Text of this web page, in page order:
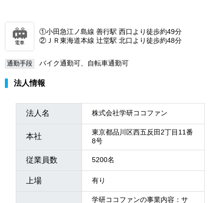
電車
①小田急江ノ島線 善行駅 西口より徒歩約49分
②ＪＲ東海道本線 辻堂駅 北口より徒歩約48分
通勤手段 バイク通勤可、自転車通勤可
法人情報
法人名 株式会社学研ココファン
本社
東京都品川区西五反田2丁目11番
8号
従業員数 5200名
上場 有り
学研ココファンの事業内容：サ